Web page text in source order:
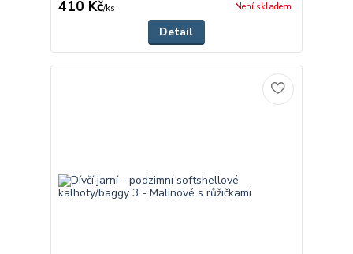
410 Kč/ks Není skladem
Detail